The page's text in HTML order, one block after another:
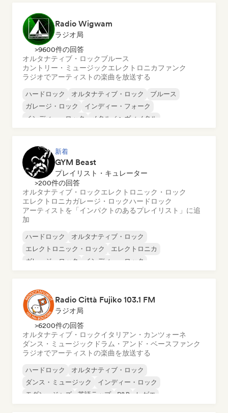
Radio Wigwam
ラジオ局
>9600件の回答
オルタナティブ・ロックブルース
カントリー・ミュージックエレクトロニカファンク
ラジオでアーティストの楽曲を放送する
ハードロック オルタナティブ・ロック
ブルース
ガレージ・ロック
インディー・フォーク
インディー・ロック
メタル／ヘヴィメタル
新着
GYM Beast
プレイリスト・キュレーター
>200件の回答
オルタナティブ・ロックエレクトロニック・ロック
エレクトロニカガレージ・ロックハードロック
アーティストを「インパクトのあるプレイリスト」に追
加
ハードロック
オルタナティブ・ロック
エレクトロニック・ロック
エレクトロニカ
ガレージ・ロック
インディー・ロック
Radio Città Fujiko 103.1 FM
ラジオ局
>6200件の回答
オルタナティブ・ロックイタリアン・カンツォーネ
ダンス・ミュージック ドラム・アンド・ベースファンク
ラジオでアーティストの楽曲を放送する
ハードロック
オルタナティブ・ロック
ダンス・ミュージック
インディー・ロック
モダン・ジャズ
英語ラップ R&B レゲエ